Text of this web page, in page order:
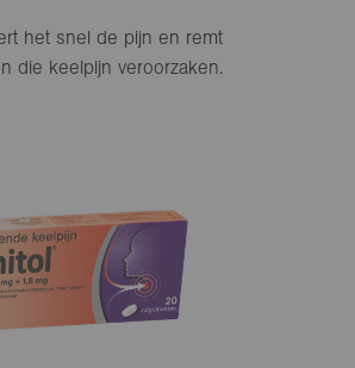
het snel de pijn en remt
die keelpijn veroorzaken.